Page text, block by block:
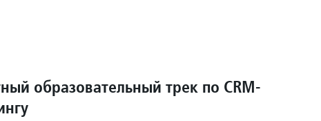
образовательный трек по CRM-